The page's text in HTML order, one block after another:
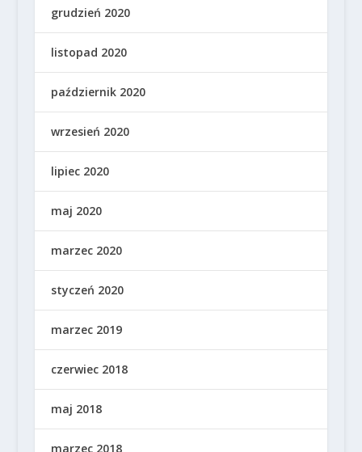
grudzień 2020
listopad 2020
październik 2020
wrzesień 2020
lipiec 2020
maj 2020
marzec 2020
styczeń 2020
marzec 2019
czerwiec 2018
maj 2018
marzec 2018